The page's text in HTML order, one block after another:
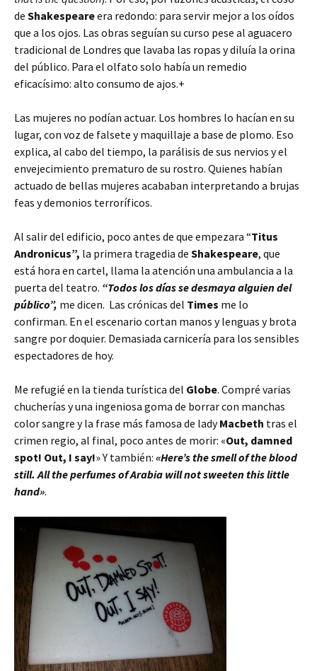
de Shakespeareera redondo: para servir mejor a los oídos
que a los ojos. Las obras seguían su curso pese al aguacero
tradicional de Londres que lavaba las ropas y diluía la orina
del público. Para el olfato solo había un remedio
eficacísimo: alto consumo de ajos.+
Las mujeres no podían actuar. Los hombres lo hacían en su
lugar, con voz de falsete y maquillaje a base de plomo. Eso
explica, al cabo del tiempo, la parálisis de sus nervios y el
envejecimiento prematuro de su rostro. Quienes habían
actuado de bellas mujeres acababan interpretando a brujas
feas y demonios terroríficos.
Al salir del edificio, poco antes de que empezara “Titus
Andronicus”, la primera tragedia de Shakespeare, que
está hora en cartel, llama la atención una ambulancia a la
puerta del teatro. “Todos los días se desmaya alguien del
público”, me dicen. Las crónicas del Times me lo
confirman. En el escenario cortan manos y lenguas y brota
sangre por doquier. Demasiada carnicería para los sensibles
espectadores de hoy.
Me refugié en la tienda turística del Globe. Compré varias
chucherías y una ingeniosa goma de borrar con manchas
color sangre y la frase más famosa de ladyMacbeth tras el
crimen regio, al final, poco antes de morir: «Out, damned
spot! Out, I say!» Y también: «Here’s the smell of the blood
still. All the perfumes of Arabia will not sweeten this little
hand».